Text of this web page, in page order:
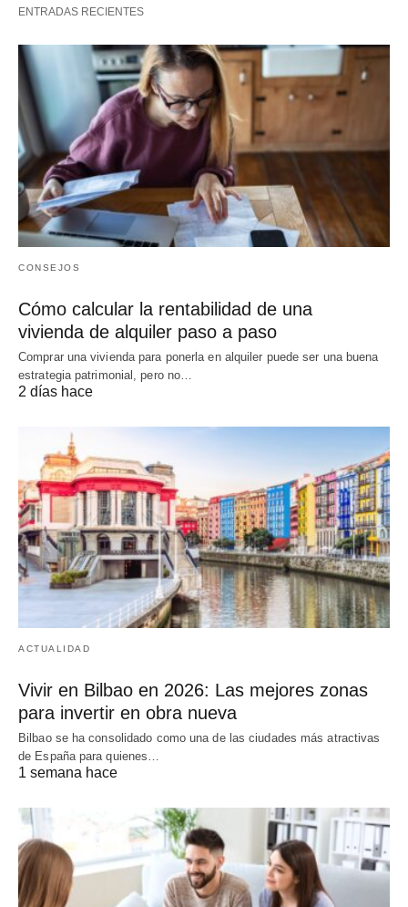
ENTRADAS RECIENTES
CONSEJOS
Cómo calcular la rentabilidad de una
vivienda de alquiler paso a paso
Comprar una vivienda para ponerla en alquiler puede ser una buena
estrategia patrimonial, pero no…
2 días hace
ACTUALIDAD
Vivir en Bilbao en 2026: Las mejores zonas
para invertir en obra nueva
Bilbao se ha consolidado como una de las ciudades más atractivas
de España para quienes…
1 semana hace